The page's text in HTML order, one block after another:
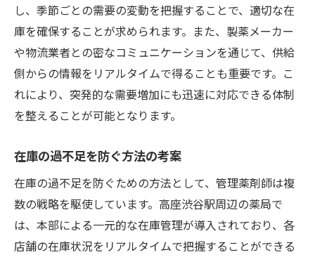
し、季節ごとの需要の変動を把握することで、適切な在
庫を確保することが求められます。また、製薬メーカー
や物流業者との密なコミュニケーションを通じて、供給
側からの情報をリアルタイムで得ることも重要です。こ
れにより、突発的な需要増加にも迅速に対応できる体制
を整えることが可能となります。
在庫の過不足を防ぐ方法の考案
在庫の過不足を防ぐための方法として、管理薬剤師は複
数の戦略を駆使しています。高座渋谷駅周辺の薬局で
は、本部による一元的な在庫管理が導入されており、各
店舗の在庫状況をリアルタイムで把握することができる